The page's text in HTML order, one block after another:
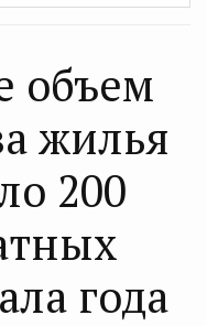
объем
жилья
200
года